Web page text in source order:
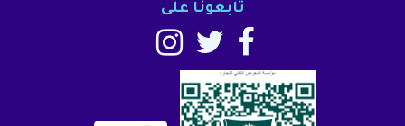
تابعونا على